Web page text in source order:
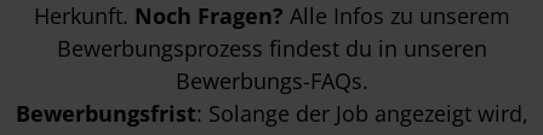
Herkunft. Noch Fragen? Alle Infos zu unserem
Bewerbungsprozess findest du in unseren
Bewerbungs-FAQs.
Bewerbungsfrist: Solange der Job angezeigt wird,